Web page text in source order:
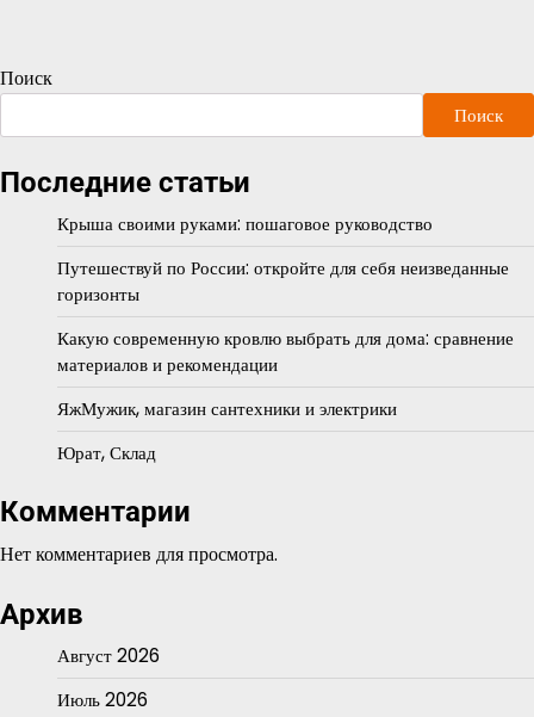
Поиск
Поиск
Последние статьи
Крыша своими руками: пошаговое руководство
Путешествуй по России: откройте для себя неизведанные
горизонты
Какую современную кровлю выбрать для дома: сравнение
материалов и рекомендации
ЯжМужик, магазин сантехники и электрики
Юрат, Склад
Комментарии
Нет комментариев для просмотра.
Архив
Август 2026
Июль 2026